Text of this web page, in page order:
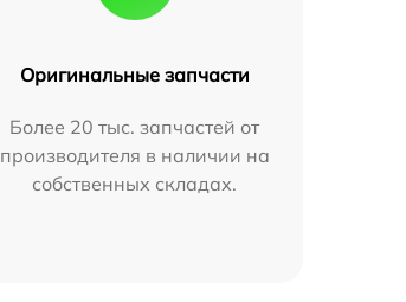
Оригинальные запчасти
Более 20 тыс. запчастей от
производителя в наличии на
собственных складах.